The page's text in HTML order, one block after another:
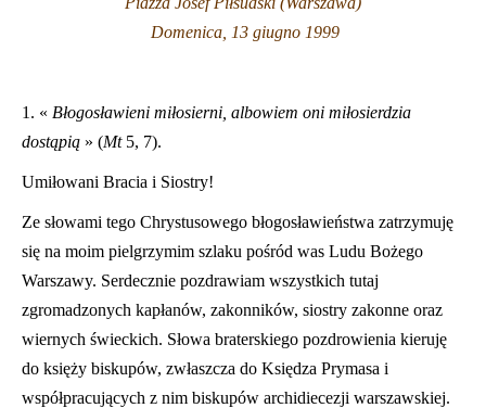
Domenica, 13 giugno 1999
1. « Błogosławieni miłosierni, albowiem oni miłosierdzia
dostąpią » (Mt5, 7).
Umiłowani Bracia i Siostry!
Ze słowami tego Chrystusowego błogosławieństwa zatrzymuję
się na moim pielgrzymim szlaku pośród was Ludu Bożego
Warszawy. Serdecznie pozdrawiam wszystkich tutaj
zgromadzonych kapłanów, zakonników, siostry zakonne oraz
wiernych świeckich. Słowa braterskiego pozdrowienia kieruję
do księży biskupów, zwłaszcza do Księdza Prymasa i
współpracujących z nim biskupów archidiecezji warszawskiej.